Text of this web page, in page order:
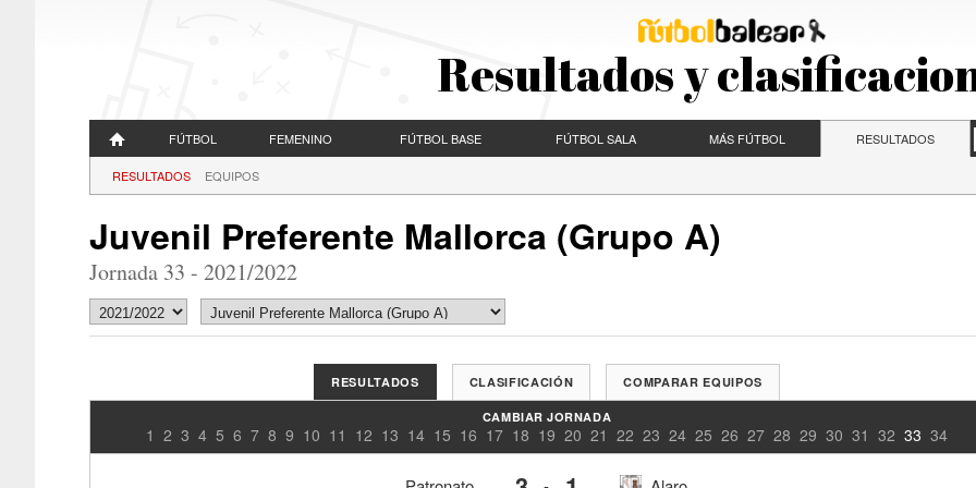
Resultados y
FÚTBOL FEMENINO FÚTBOL BASE FÚTBOL SALA MÁS FÚTBOL RESULTADOS
RESULTADOS EQUIPOS
Juvenil Preferente Mallorca (Grupo A)
Jornada 33 - 2021/2022
RESULTADOS CLASIFICACIÓN COMPARAR EQUIPOS
CAMBIAR JORNADA
1 2 3 4 5 6 7 8 9 10 11 12 13 14 15 16 17 18 19 20 21 22 23 24 25 26 27 28 29 30 31 32 33 34